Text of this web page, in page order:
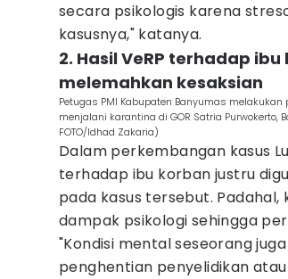
secara psikologis karena
kasusnya," katanya.
2. Hasil VeRP terhadap
melemahkan kesaksian
Petugas PMI Kabupaten Banyumas
menjalani karantina di GOR Satria Purwokerto,
FOTO/Idhad Zakaria)
Dalam perkembangan kasus
terhadap ibu korban justru
pada kasus tersebut.
dampak psikologi sehingga
"Kondisi mental seseorang
penghentian penyelidikan